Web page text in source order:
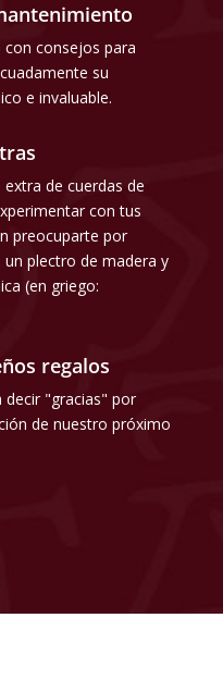
consejos para
su
e invaluable.
de cuerdas de
con tus
preocuparte por
plectro de madera y
(en griego:
regalos
decir "gracias" por
de nuestro próximo